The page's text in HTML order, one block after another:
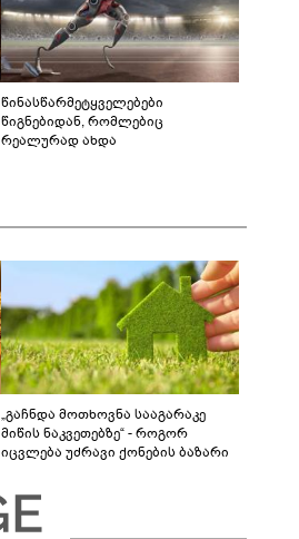
წინასწარმეტყველებები
წიგნებიდან, რომლებიც
რეალურად ახდა
„გაჩნდა მოთხოვნა სააგარაკე
მიწის ნაკვეთებზე“ - როგორ
იცვლება უძრავი ქონების ბაზარი